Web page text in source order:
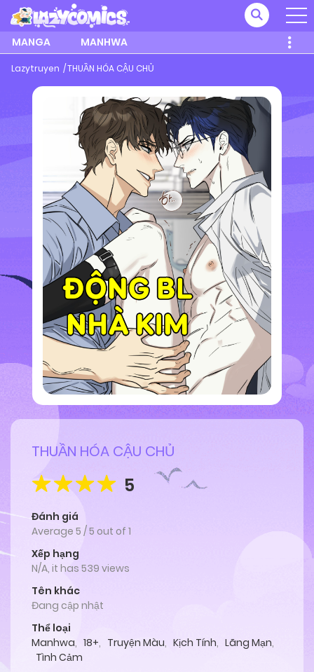
MANGA MANHWA
Lazytruyen THUẦN HÓA CẬU CHỦ
THUẦN HÓA CẬU CHỦ
5
Đánh giá
Average 5 /5 out of 1
Xếp hạng
N/A, it has 539 views
Tên khác
Đang cập nhật
Thể loại
Manhwa, 18+, Truyện Màu, Kịch Tính, Lãng Mạn,
Tình Cảm